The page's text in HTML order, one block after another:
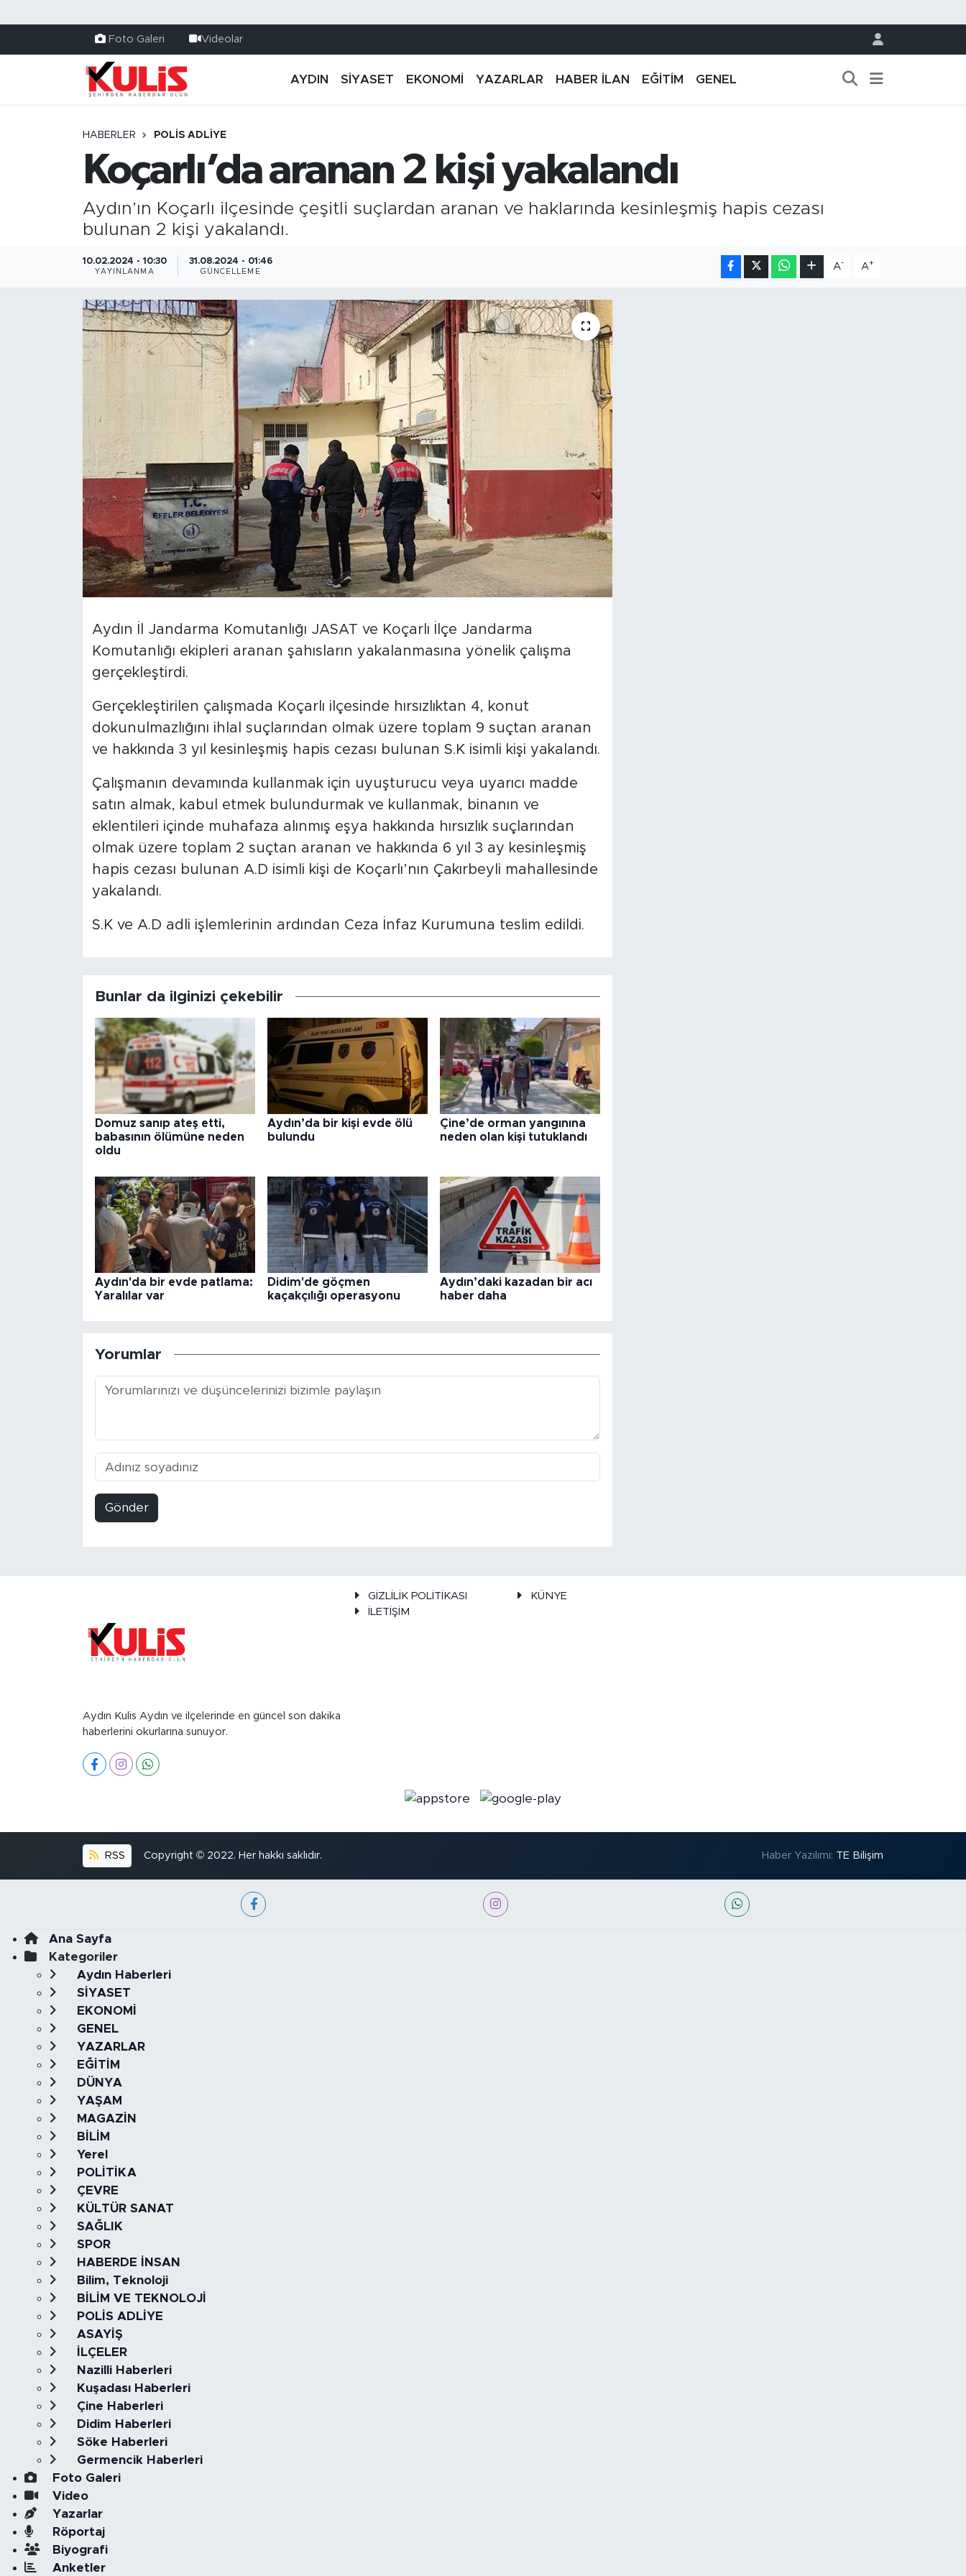
Foto Galeri Videolar
AYDIN SİYASET EKONOMİ YAZARLAR HABER İLAN EĞİTİM GENEL
HABERLER POLİS ADLİYE
Koçarlı’da aranan 2 kişi yakalandı
Aydın’ın Koçarlı ilçesinde çeşitli suçlardan aranan ve haklarında kesinleşmiş hapis cezası
bulunan 2 kişi yakalandı.
10.02.2024 - 10:30
YAYINLANMA
31.08.2024 - 01:46
GÜNCELLEME
A- A+
Aydın İl Jandarma Komutanlığı JASAT ve Koçarlı İlçe Jandarma
Komutanlığı ekipleri aranan şahısların yakalanmasına yönelik çalışma
gerçekleştirdi.
Gerçekleştirilen çalışmada Koçarlı ilçesinde hırsızlıktan 4, konut
dokunulmazlığını ihlal suçlarından olmak üzere toplam 9 suçtan aranan
ve hakkında 3 yıl kesinleşmiş hapis cezası bulunan S.K isimli kişi yakalandı.
Çalışmanın devamında kullanmak için uyuşturucu veya uyarıcı madde
satın almak, kabul etmek bulundurmak ve kullanmak, binanın ve
eklentileri içinde muhafaza alınmış eşya hakkında hırsızlık suçlarından
olmak üzere toplam 2 suçtan aranan ve hakkında 6 yıl 3 ay kesinleşmiş
hapis cezası bulunan A.D isimli kişi de Koçarlı’nın Çakırbeyli mahallesinde
yakalandı.
S.K ve A.D adli işlemlerinin ardından Ceza İnfaz Kurumuna teslim edildi.
Bunlar da ilginizi çekebilir
Domuz sanıp ateş etti,
babasının ölümüne neden
oldu
Aydın’da bir kişi evde ölü
bulundu
Çine’de orman yangınına
neden olan kişi tutuklandı
Aydın'da bir evde patlama:
Yaralılar var
Didim'de göçmen
kaçakçılığı operasyonu
Aydın’daki kazadan bir acı
haber daha
Yorumlar
Gönder
Aydın Kulis Aydın ve ilçelerinde en güncel son dakika
haberlerini okurlarına sunuyor.
GİZLİLİK POLİTİKASI
KÜNYE
İLETİŞİM
RSS Copyright © 2022. Her hakkı saklıdır. Haber Yazılımı: TE Bilişim
Ana Sayfa
Kategoriler
Aydın Haberleri
SİYASET
EKONOMİ
GENEL
YAZARLAR
EĞİTİM
DÜNYA
YAŞAM
MAGAZİN
BİLİM
Yerel
POLİTİKA
ÇEVRE
KÜLTÜR SANAT
SAĞLIK
SPOR
HABERDE İNSAN
Bilim, Teknoloji
BİLİM VE TEKNOLOJİ
POLİS ADLİYE
ASAYİŞ
İLÇELER
Nazilli Haberleri
Kuşadası Haberleri
Çine Haberleri
Didim Haberleri
Söke Haberleri
Germencik Haberleri
Foto Galeri
Video
Yazarlar
Röportaj
Biyografi
Anketler